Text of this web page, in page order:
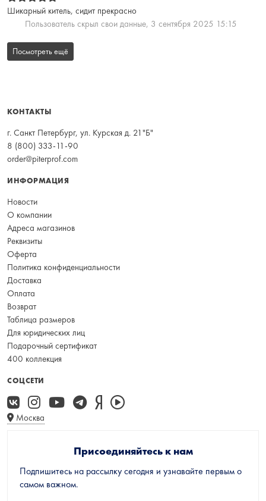
Шикарный китель, сидит прекрасно
Пользователь скрыл свои данные, 3 сентября 2025 15:15
Посмотреть ещё
КОНТАКТЫ
г. Санкт Петербург, ул. Курская д. 21"Б"
8 (800) 333-11-90
order@piterprof.com
ИНФОРМАЦИЯ
Новости
О компании
Адреса магазинов
Реквизиты
Оферта
Политика конфиденциальности
Доставка
Оплата
Возврат
Таблица размеров
Для юридических лиц
Подарочный сертификат
400 коллекция
СОЦСЕТИ
Москва
Присоединяйтесь к нам
Подпишитесь на рассылку сегодня и узнавайте первым о
самом важном.